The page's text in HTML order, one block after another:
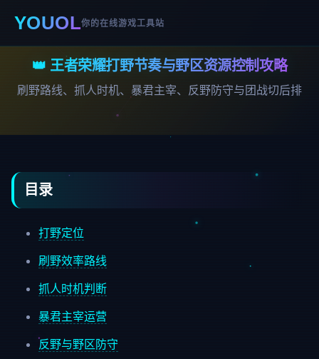
YOUOL你的在线游戏工具站
👑 王者荣耀打野节奏与野区资源控制攻略
刷野路线、抓人时机、暴君主宰、反野防守与团战切后排
目录
打野定位
刷野效率路线
抓人时机判断
暴君主宰运营
反野与野区防守